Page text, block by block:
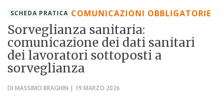
SCHEDA PRATICA COMUNICAZIONI OBBLIGATORIE
Sorveglianza sanitaria:
comunicazione dei dati sanitari
dei lavoratori sottoposti a
sorveglianza
DI MASSIMO BRAGHIN | 19 MARZO 2026